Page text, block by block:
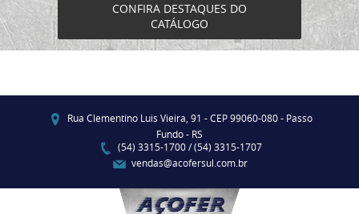
CONFIRA DESTAQUES DO
CATÁLOGO
Rua Clementino Luis Vieira, 91 - CEP 99060-080 - Passo
Fundo - RS
(54) 3315-1700 / (54) 3315-1707
vendas@acofersul.com.br